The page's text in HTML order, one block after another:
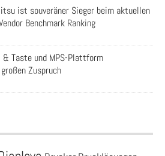
ist souveräner Sieger beim aktuellen
Benchmark Ranking
Taste und MPS-Plattform
Zuspruch